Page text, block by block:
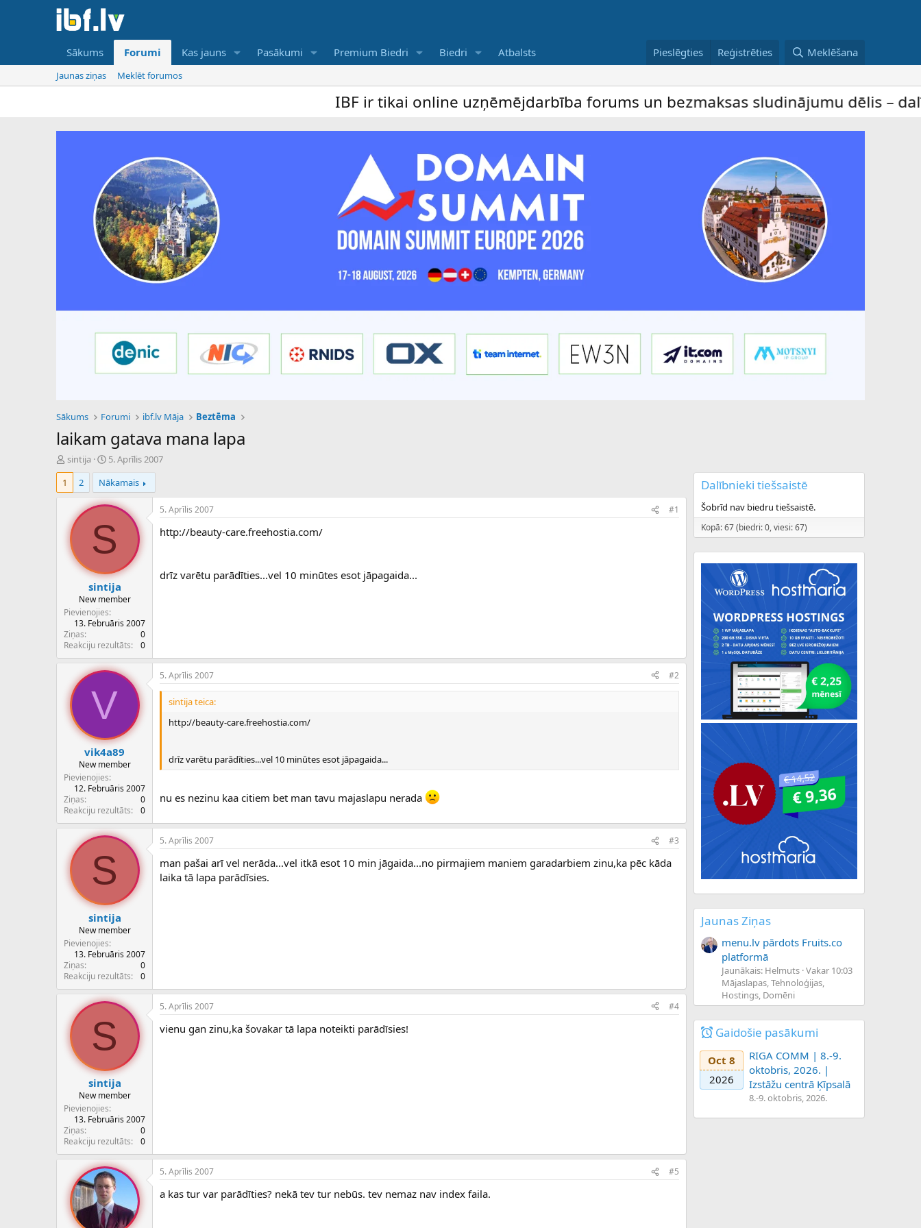
Sākums Forumi Kas jauns Pasākumi Premium Biedri Biedri Atbalsts Pieslēgties Reģistrēties Meklēšana
Jaunas ziņas Meklēt forumos
IBF ir tikai online uzņēmējdarbība forums un bezmaksas sludinājumu dēlis – dalība ir bez
Sākums Forumi ibf.lv Māja Beztēma
laikam gatava mana lapa
P
a
e
e
n
a
ā
c
ē
j
s
sintija
S
ā
k
u
m
d
a
t
u
m
s
5. Aprīlis 2007
1
2 Nākamais
S
sintija
New member
Pievienojies
13. Februāris 2007
Ziņas
0
Reakciju rezultāts
0
5. Aprīlis 2007 #1
http://beauty-care.freehostia.com/
drīz varētu parādīties...vel 10 minūtes esot jāpagaida...
V
vik4a89
New member
Pievienojies
12. Februāris 2007
Ziņas
0
Reakciju rezultāts
0
5. Aprīlis 2007 #2
sintija teica:
http://beauty-care.freehostia.com/
drīz varētu parādīties...vel 10 minūtes esot jāpagaida...
nu es nezinu kaa citiem bet man tavu majaslapu nerada
S
sintija
New member
Pievienojies
13. Februāris 2007
Ziņas
0
Reakciju rezultāts
0
5. Aprīlis 2007 #3
man pašai arī vel nerāda...vel itkā esot 10 min jāgaida...no pirmajiem maniem garadarbiem zinu,ka pēc kāda
laika tā lapa parādīsies.
S
sintija
New member
Pievienojies
13. Februāris 2007
Ziņas
0
Reakciju rezultāts
0
5. Aprīlis 2007 #4
vienu gan zinu,ka šovakar tā lapa noteikti parādīsies!
5. Aprīlis 2007 #5
a kas tur var parādīties? nekā tev tur nebūs. tev nemaz nav index faila.
Dalībnieki tiešsaistē
Šobrīd nav biedru tiešsaistē.
Kopā: 67 (biedri: 0, viesi: 67)
Jaunas Ziņas
menu.lv pārdots Fruits.co
platformā
Jaunākais: Helmuts Vakar 10:03
Mājaslapas, Tehnoloģijas,
Hostings, Domēni
Gaidošie pasākumi
Oct 8
2026
RIGA COMM | 8.-9.
oktobris, 2026. |
Izstāžu centrā Ķīpsalā
8.-9. oktobris, 2026.